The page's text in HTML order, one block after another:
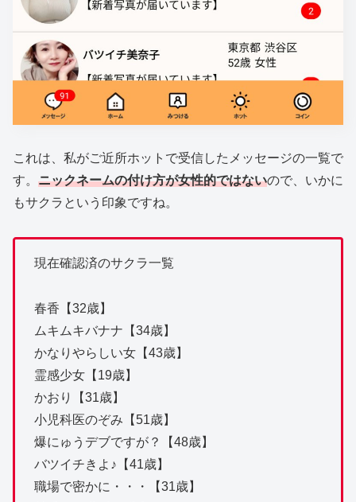
これは、私がご近所ホットで受信したメッセージの一覧で
す。 ニックネームの付け方が女性的ではないので、いかに
もサクラという印象ですね。
現在確認済のサクラ一覧
春香【32歳】
ムキムキバナナ【34歳】
かなりやらしい女【43歳】
霊感少女【19歳】
かおり【31歳】
小児科医のぞみ【51歳】
爆にゅうデブですが？【48歳】
バツイチきよ♪【41歳】
職場で密かに・・・【31歳】